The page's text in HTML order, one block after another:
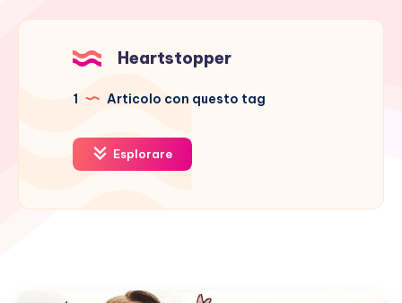
Heartstopper
1 Articolo con questo tag
Esplorare